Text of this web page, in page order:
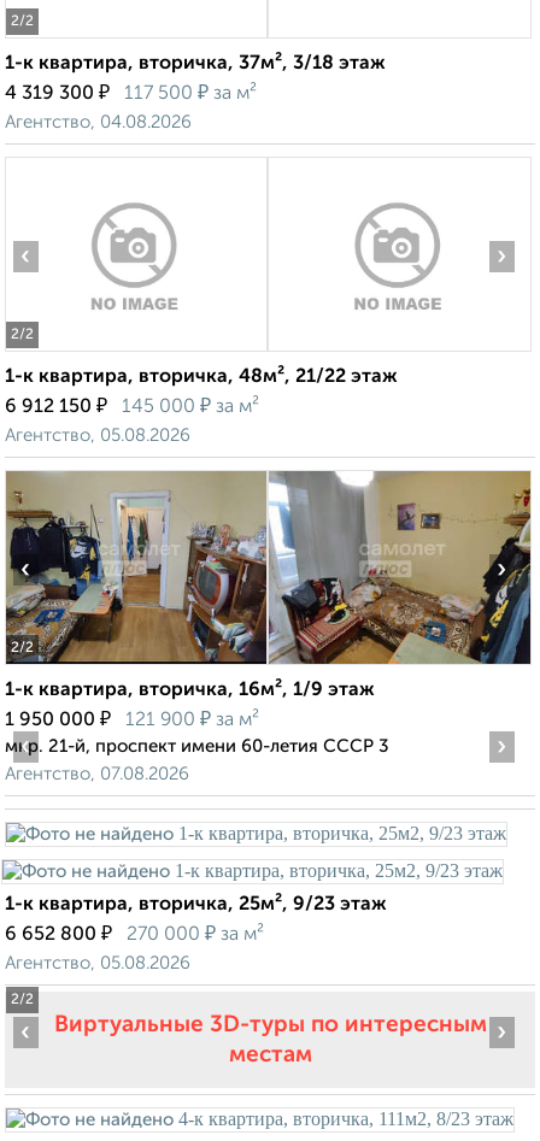
2/2
1-к квартира, вторичка, 37м², 3/18 этаж
4 319 300 ₽ 117 500 ₽ за м²
Агентство, 04.08.2026
2/2
‹ ›
1-к квартира, вторичка, 48м², 21/22 этаж
6 912 150 ₽ 145 000 ₽ за м²
Агентство, 05.08.2026
2/2
‹ ›
1-к квартира, вторичка, 16м², 1/9 этаж
1 950 000 ₽ 121 900 ₽ за м²
мкр. 21-й, проспект имени 60-летия СССР 3
Агентство, 07.08.2026
2/2
‹ ›
1-к квартира, вторичка, 25м², 9/23 этаж
6 652 800 ₽ 270 000 ₽ за м²
Агентство, 05.08.2026
Виртуальные 3D-туры по интересным
местам
‹ ›